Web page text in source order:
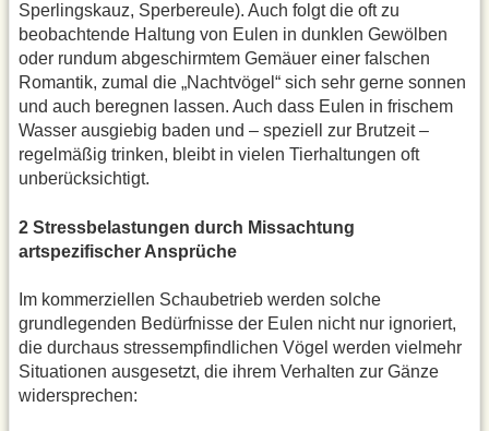
Sperlingskauz, Sperbereule). Auch folgt die oft zu
beobachtende Haltung von Eulen in dunklen Gewölben
oder rundum abgeschirmtem Gemäuer einer falschen
Romantik, zumal die „Nachtvögel“ sich sehr gerne sonnen
und auch beregnen lassen. Auch dass Eulen in frischem
Wasser ausgiebig baden und – speziell zur Brutzeit –
regelmäßig trinken, bleibt in vielen Tierhaltungen oft
unberücksichtigt.
2 Stressbelastungen durch Missachtung
artspezifischer Ansprüche
Im kommerziellen Schaubetrieb werden solche
grundlegenden Bedürfnisse der Eulen nicht nur ignoriert,
die durchaus stressempfindlichen Vögel werden vielmehr
Situationen ausgesetzt, die ihrem Verhalten zur Gänze
widersprechen: